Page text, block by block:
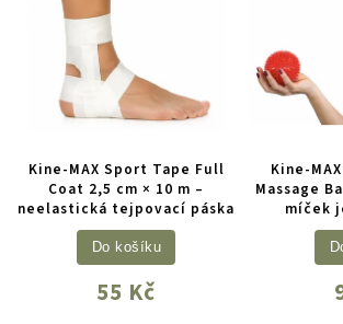
Kine-MAX Sport Tape Full
Coat 2,5 cm × 10 m –
neelastická tejpovací páska
55 Kč
Do košíku
Kine-
Massage
míček